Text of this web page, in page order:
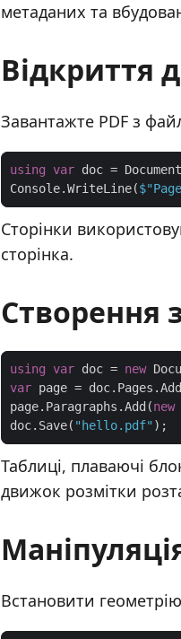
метаданих та
Відкриття
Завантажте PDF з
using var doc =
Console.WriteLine(
Сторінки
сторінка.
Створення
using var doc = new
var
page.Paragraphs.Add(new
doc.Save( "hello.pdf"
Таблиці, плаваючі
движок розмітки
Встановити